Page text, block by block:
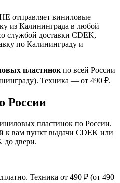
виниловые
из Калининграда в любой
службой доставки CDEK,
по Калининграду и
пластинок по всей России
Техника — от 490 ₽.
России
пластинок по России.
к вам пункт выдачи CDEK или
до двери.
Техника от 490 ₽ (от 490